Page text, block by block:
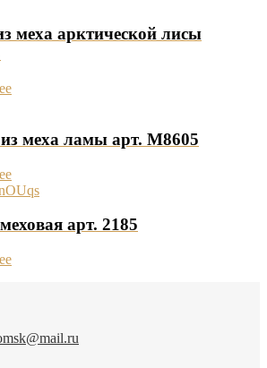
меха арктической лисы
меха ламы арт. М8605
арт. 2185